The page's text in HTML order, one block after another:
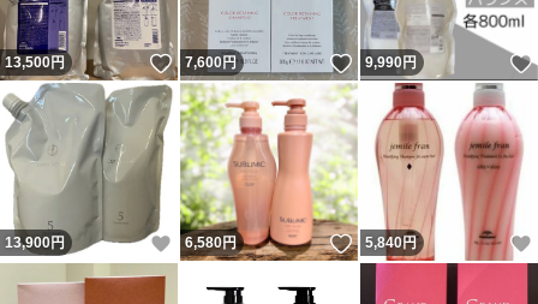
13,500円 いいね！
7,600円 いいね！
9,990円
13,900円 いいね！
6,580円 いいね！
5,840円